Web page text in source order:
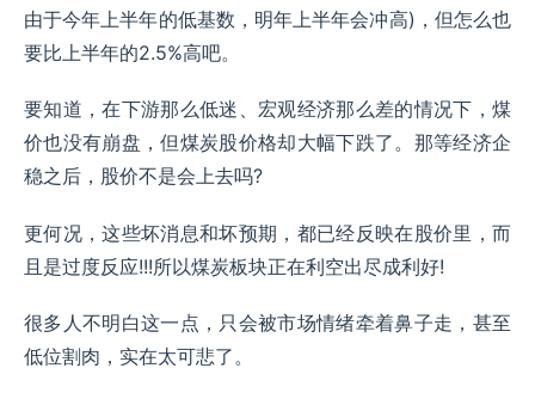
由于今年上半年的低基数，明年上半年会冲高)，但怎么也
要比上半年的2.5%高吧。
要知道，在下游那么低迷、宏观经济那么差的情况下，煤
价也没有崩盘，但煤炭股价格却大幅下跌了。那等经济企
稳之后，股价不是会上去吗?
更何况，这些坏消息和坏预期，都已经反映在股价里，而
且是过度反应!!!所以煤炭板块正在利空出尽成利好!
很多人不明白这一点，只会被市场情绪牵着鼻子走，甚至
低位割肉，实在太可悲了。